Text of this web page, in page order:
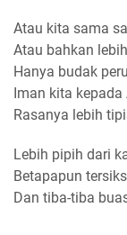
Atau kita sama
Atau bahkan
Hanya budak
Iman kita
Rasanya lebih
Lebih pipih dari
Betapapun
Dan tiba-tiba